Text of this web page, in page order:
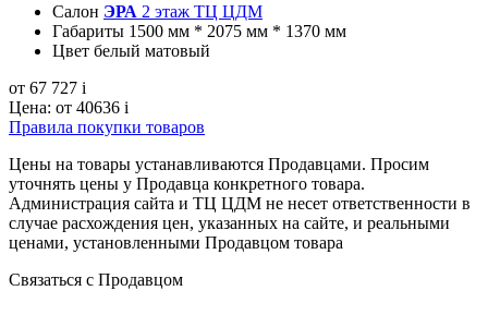
Салон ЭРА 2 этаж ТЦ ЦДМ
Габариты 1500 мм * 2075 мм * 1370 мм
Цвет белый матовый
от 67 727 i
Цена: от 40636 i
Правила покупки товаров
Цены на товары устанавливаются Продавцами. Просим
уточнять цены у Продавца конкретного товара.
Администрация сайта и ТЦ ЦДМ не несет ответственности в
случае расхождения цен, указанных на сайте, и реальными
ценами, установленными Продавцом товара
Связаться с Продавцом